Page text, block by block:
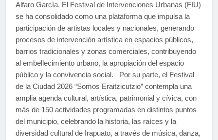
Alfaro García. El Festival de Intervenciones Urbanas (FIU)
se ha consolidado como una plataforma que impulsa la
participación de artistas locales y nacionales, generando
procesos de intervención artística en espacios públicos,
barrios tradicionales y zonas comerciales, contribuyendo
al embellecimiento urbano, la apropiación del espacio
público y la convivencia social. Por su parte, el Festival
de la Ciudad 2026 “Somos Eraitzicutzio” contempla una
amplia agenda cultural, artística, patrimonial y cívica, con
más de 150 actividades programadas en distintos puntos
del municipio, celebrando la historia, las raíces y la
diversidad cultural de Irapuato, a través de música, danza,